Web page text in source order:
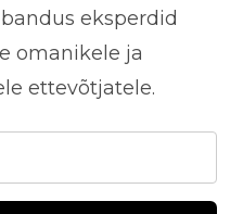
eksperdid
omanikele ja
ettevõtjatele.